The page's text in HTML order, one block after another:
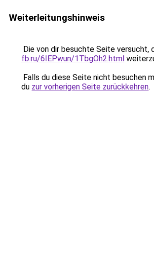
Weiterleitungshinweis
Die von dir besuchte Seite versucht,
fb.ru/6IEPwun/1TbgOh2.html
Falls du diese Seite nicht besuchen
du zur vorherigen Seite zurückkehren.